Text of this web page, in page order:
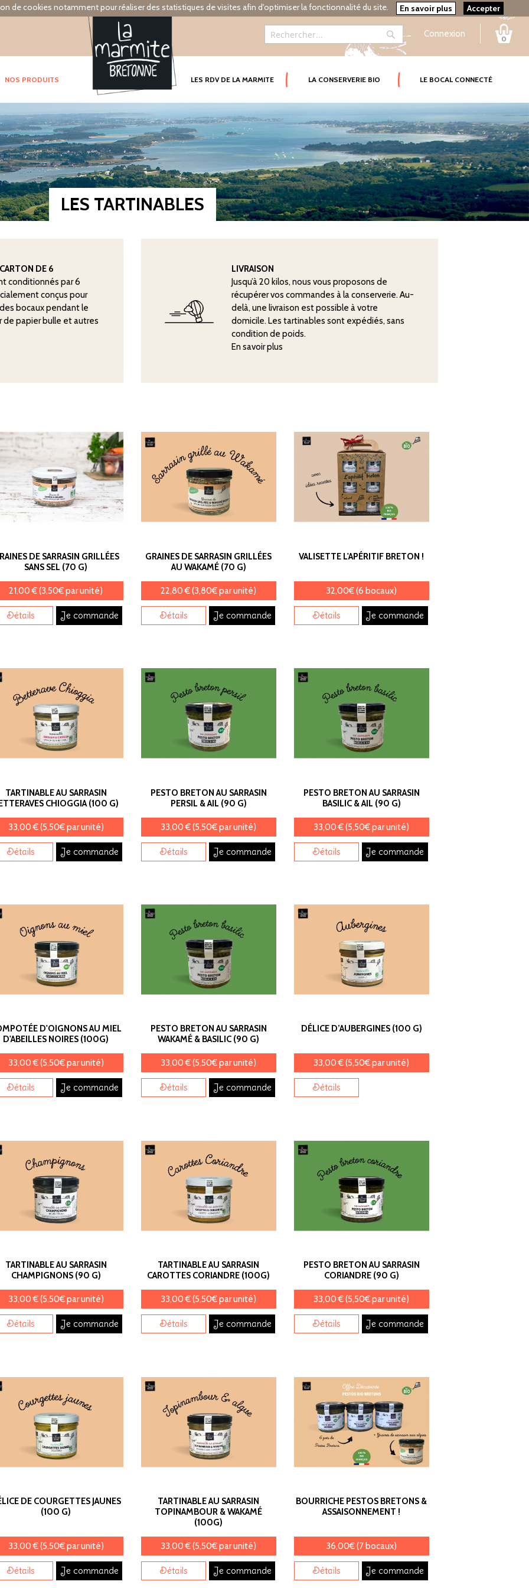
de cookies notamment pour réaliser des statistiques de visites afin d'optimiser la fonctionnalité du site. En savoir plus Accepter
Connexion 0
Rechercher
NOS PRODUITS LES RDV DE LA MARMITE LA CONSERVERIE BIO LE BOCAL CONNECTÉ
LES TARTINABLES
DE 6
conditionnés par 6
conçus pour
bocaux pendant le
de papier bulle et autres
LIVRAISON
Jusqu’à 20 kilos, nous vous proposons de
récupérer vos commandes à la conserverie. Au-
delà, une livraison est possible à votre
domicile. Les tartinables sont expédiés, sans
condition de poids.
En savoir plus
DE SARRASIN GRILLÉES
SANS SEL (70 G)
21,00 € (3,50€ par unité)
Détails Je commande
GRAINES DE SARRASIN GRILLÉES
AU WAKAMÉ (70 G)
22,80 € (3,80€ par unité)
Détails Je commande
VALISETTE L'APÉRITIF BRETON !
32,00€ (6 bocaux)
Détails Je commande
TARTINABLE AU SARRASIN
CHIOGGIA (100 G)
33,00 € (5,50€ par unité)
Détails Je commande
PESTO BRETON AU SARRASIN
PERSIL & AIL (90 G)
33,00 € (5,50€ par unité)
Détails Je commande
PESTO BRETON AU SARRASIN
BASILIC & AIL (90 G)
33,00 € (5,50€ par unité)
Détails Je commande
D'OIGNONS AU MIEL
D'ABEILLES NOIRES (100G)
33,00 € (5,50€ par unité)
Détails Je commande
PESTO BRETON AU SARRASIN
WAKAMÉ & BASILIC (90 G)
33,00 € (5,50€ par unité)
Détails Je commande
DÉLICE D’AUBERGINES (100 G)
33,00 € (5,50€ par unité)
Détails
TARTINABLE AU SARRASIN
CHAMPIGNONS (90 G)
33,00 € (5,50€ par unité)
Détails Je commande
TARTINABLE AU SARRASIN
CAROTTES CORIANDRE (100G)
33,00 € (5,50€ par unité)
Détails Je commande
PESTO BRETON AU SARRASIN
CORIANDRE (90 G)
33,00 € (5,50€ par unité)
Détails Je commande
DE COURGETTES JAUNES
(100 G)
33,00 € (5,50€ par unité)
Détails Je commande
TARTINABLE AU SARRASIN
TOPINAMBOUR & WAKAMÉ
(100G)
33,00 € (5,50€ par unité)
Détails Je commande
BOURRICHE PESTOS BRETONS &
ASSAISONNEMENT !
36,00€ (7 bocaux)
Détails Je commande